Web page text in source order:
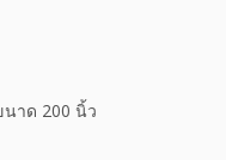
นาด 200 นิ้ว